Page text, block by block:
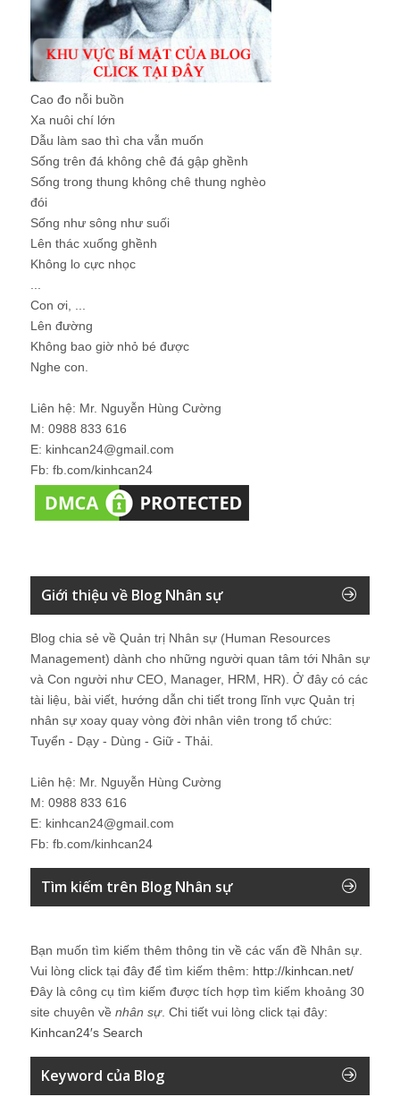
Cao đo nỗi buồn
Xa nuôi chí lớn
Dẫu làm sao thì cha vẫn muốn
Sống trên đá không chê đá gập ghềnh
Sống trong thung không chê thung nghèo
đói
Sống như sông như suối
Lên thác xuống ghềnh
Không lo cực nhọc
Con ơi, ...
Lên đường
Không bao giờ nhỏ bé được
Nghe con.
Liên hệ: Mr. Nguyễn Hùng Cường
M: 0988 833 616
E: kinhcan24@gmail.com
Fb: fb.com/kinhcan24
Giới thiệu về Blog Nhân sự
Blog chia sẻ về Quản trị Nhân sự (Human Resources
Management) dành cho những người quan tâm tới Nhân sự
và Con người như CEO, Manager, HRM, HR). Ở đây có các
tài liệu, bài viết, hướng dẫn chi tiết trong lĩnh vực Quản trị
nhân sự xoay quay vòng đời nhân viên trong tổ chức:
Tuyển - Dạy - Dùng - Giữ - Thải.
Liên hệ: Mr. Nguyễn Hùng Cường
M: 0988 833 616
E: kinhcan24@gmail.com
Fb: fb.com/kinhcan24
Tìm kiếm trên Blog Nhân sự
Bạn muốn tìm kiếm thêm thông tin về các vấn đề Nhân sự
Vui lòng click tại đây để tìm kiếm thêm: http://kinhcan.net/
Đây là công cụ tìm kiếm được tích hợp tìm kiếm khoảng 30
site chuyên về nhân sự. Chi tiết vui lòng click tại đây:
Kinhcan24′s Search
Keyword của Blog